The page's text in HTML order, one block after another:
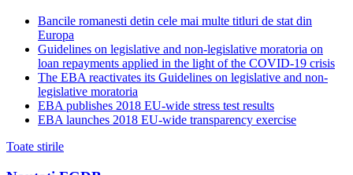
Bancile romanesti detin cele mai multe titluri de stat din
Europa
Guidelines on legislative and non-legislative moratoria on
loan repayments applied in the light of the COVID-19 crisis
The EBA reactivates its Guidelines on legislative and non-
legislative moratoria
EBA publishes 2018 EU-wide stress test results
EBA launches 2018 EU-wide transparency exercise
Toate stirile